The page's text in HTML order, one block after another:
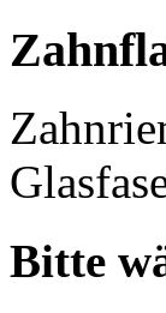
Bitte